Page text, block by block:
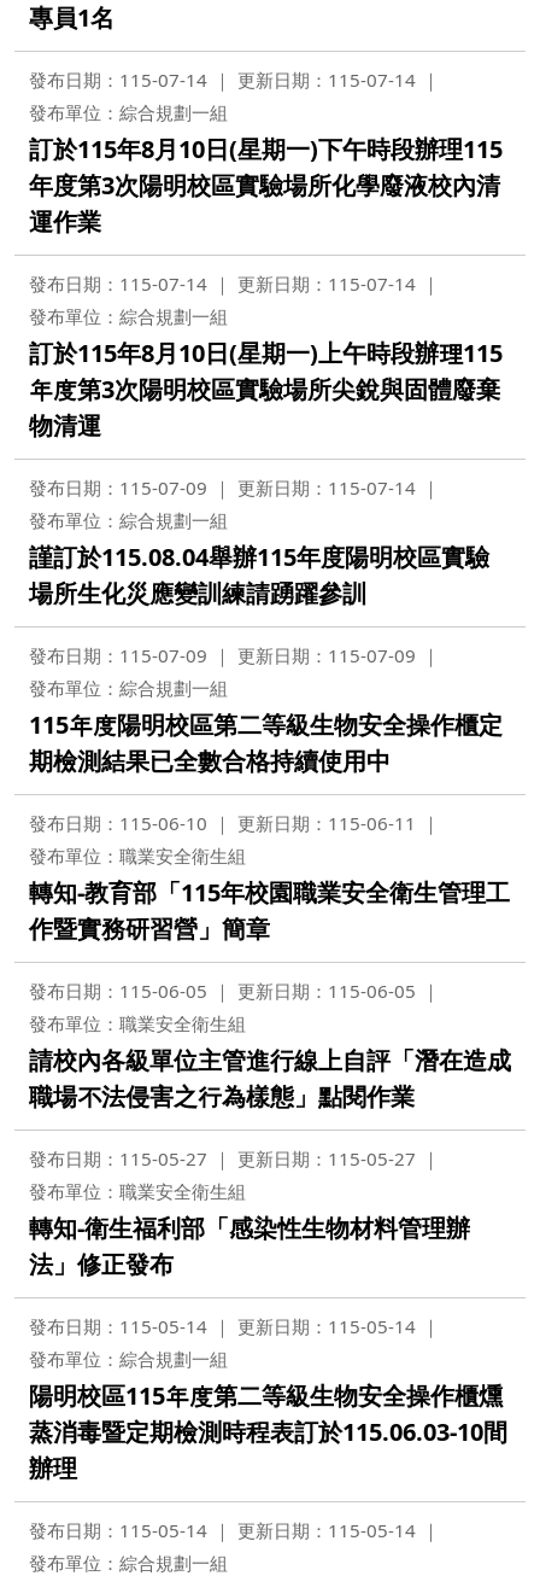
專員1名
發布日期：115-07-14
更新日期：115-07-14
發布單位：綜合規劃一組
訂於115年8月10日(星期一)下午時段辦理115
年度第3次陽明校區實驗場所化學廢液校內清
運作業
發布日期：115-07-14
更新日期：115-07-14
發布單位：綜合規劃一組
訂於115年8月10日(星期一)上午時段辦理115
年度第3次陽明校區實驗場所尖銳與固體廢棄
物清運
發布日期：115-07-09
更新日期：115-07-14
發布單位：綜合規劃一組
謹訂於115.08.04舉辦115年度陽明校區實驗
場所生化災應變訓練請踴躍參訓
發布日期：115-07-09
更新日期：115-07-09
發布單位：綜合規劃一組
115年度陽明校區第二等級生物安全操作櫃定
期檢測結果已全數合格持續使用中
發布日期：115-06-10
更新日期：115-06-11
發布單位：職業安全衛生組
轉知-教育部「115年校園職業安全衛生管理工
作暨實務研習營」簡章
發布日期：115-06-05
更新日期：115-06-05
發布單位：職業安全衛生組
請校內各級單位主管進行線上自評「潛在造成
職場不法侵害之行為樣態」點閱作業
發布日期：115-05-27
更新日期：115-05-27
發布單位：職業安全衛生組
轉知-衛生福利部「感染性生物材料管理辦
法」修正發布
發布日期：115-05-14
更新日期：115-05-14
發布單位：綜合規劃一組
陽明校區115年度第二等級生物安全操作櫃燻
蒸消毒暨定期檢測時程表訂於115.06.03-10間
辦理
發布日期：115-05-14
更新日期：115-05-14
發布單位：綜合規劃一組